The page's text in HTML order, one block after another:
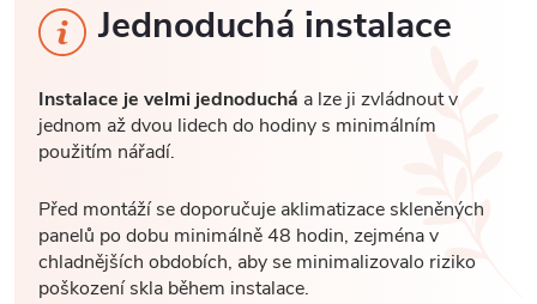
Jednoduchá instalace
Instalace je velmi jednoduchá a lze ji zvládnout v
jednom až dvou lidech do hodiny s minimálním
použitím nářadí.
Před montáží se doporučuje aklimatizace skleněných
panelů po dobu minimálně 48 hodin, zejména v
chladnějších obdobích, aby se minimalizovalo riziko
poškození skla během instalace.